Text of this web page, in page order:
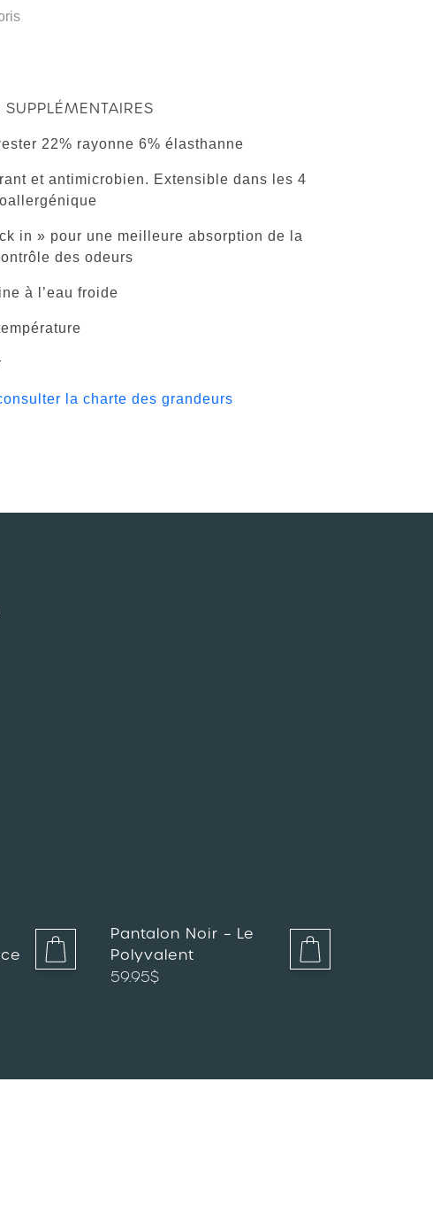
22% rayonne 6% élasthanne
et antimicrobien. Extensible dans les 4
in » pour une meilleure absorption de la
des odeurs
à l’eau froide
la charte des grandeurs
Pantalon Noir – Le
Polyvalent
59.95$